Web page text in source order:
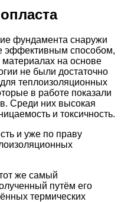
фундамента снаружи
эффективным способом,
материалах на основе
не были достаточно
теплоизоляционных
в работе показали
Среди них высокая
и токсичность.
и уже по праву
же самый
путём его
термических